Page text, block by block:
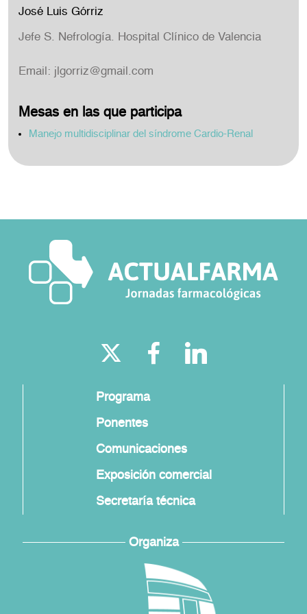
José Luis Górriz
Jefe S. Nefrología. Hospital Clínico de Valencia
Email: jlgorriz@gmail.com
Mesas en las que participa
Manejo multidisciplinar del síndrome Cardio-Renal
Programa
Ponentes
Comunicaciones
Exposición comercial
Secretaría técnica
Organiza